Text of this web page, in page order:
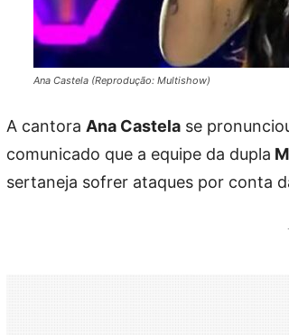
Ana Castela (Reprodução: Multishow)
A cantora Ana Castela se
comunicado que a equipe da dupla
sertaneja sofrer ataques por conta